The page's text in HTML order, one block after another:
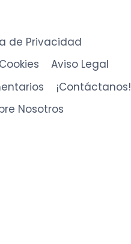
de Privacidad
Aviso Legal
¡Contáctanos!
Nosotros